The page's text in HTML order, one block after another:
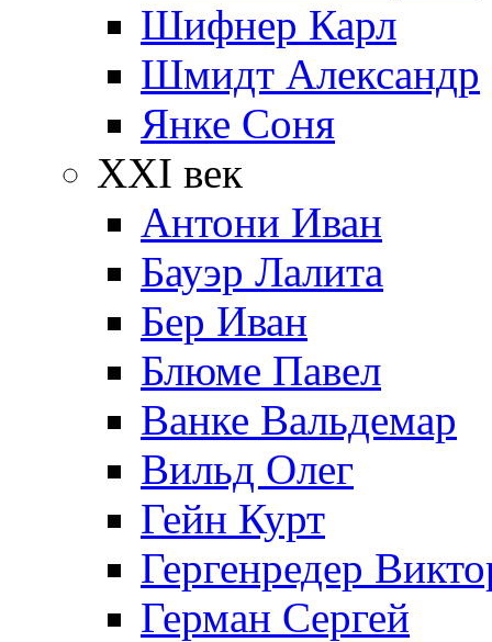
Шифнер Карл
Шмидт Александр
Янке Соня
XXI век
Антони Иван
Бауэр Лалита
Бер Иван
Блюме Павел
Ванке Вальдемар
Вильд Олег
Гейн Курт
Гергенредер
Герман Сергей